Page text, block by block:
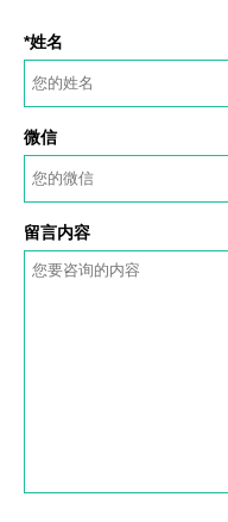
*姓名
微信
留言内容